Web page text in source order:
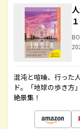
混沌と喧噪、行った
ド。「地球の歩き方
絶景集！